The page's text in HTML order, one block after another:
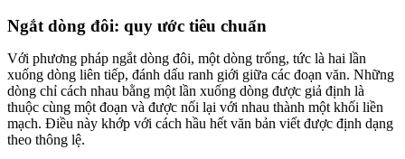
Ngắt dòng đôi: quy ước tiêu chuẩn
Với phương pháp ngắt dòng đôi, một dòng trống, tức là hai lần
xuống dòng liên tiếp, đánh dấu ranh giới giữa các đoạn văn. Những
dòng chỉ cách nhau bằng một lần xuống dòng được giả định là
thuộc cùng một đoạn và được nối lại với nhau thành một khối liền
mạch. Điều này khớp với cách hầu hết văn bản viết được định dạng
theo thông lệ.